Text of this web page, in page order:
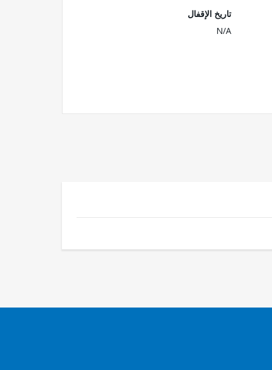
تاريخ الإقفال
N/A